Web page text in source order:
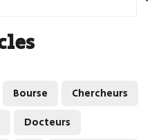
Bourse
Chercheurs
Docteurs